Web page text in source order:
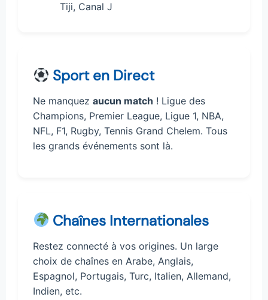
Tiji, Canal J
Sport en Direct
Ne manquez aucun match ! Ligue des
Champions, Premier League, Ligue 1, NBA,
NFL, F1, Rugby, Tennis Grand Chelem. Tous
les grands événements sont là.
Chaînes Internationales
Restez connecté à vos origines. Un large
choix de chaînes en Arabe, Anglais,
Espagnol, Portugais, Turc, Italien, Allemand,
Indien, etc.